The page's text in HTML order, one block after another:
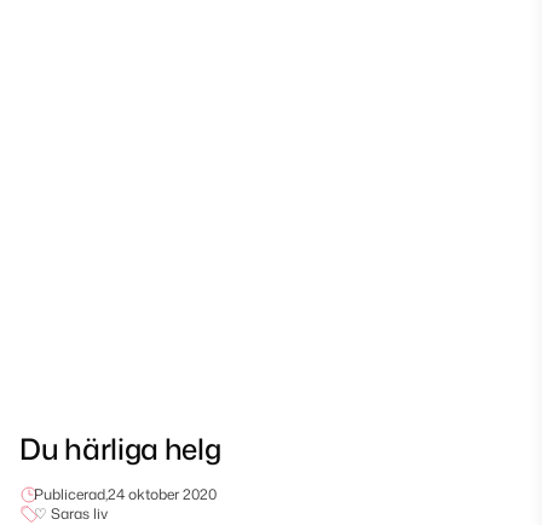
Du härliga helg
Publicerad,24 oktober 2020
♡ Saras liv